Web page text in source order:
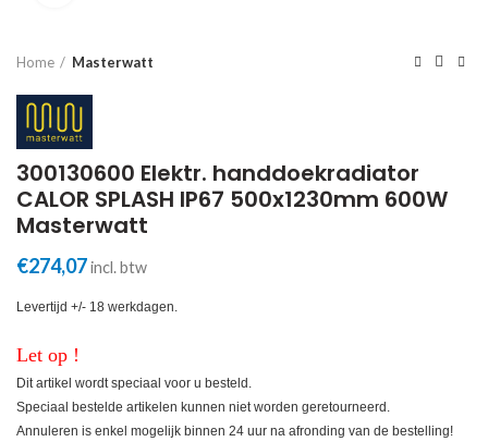
Home Masterwatt
300130600 Elektr. handdoekradiator
CALOR SPLASH IP67 500x1230mm 600W
Masterwatt
€274,07incl. btw
Levertijd +/- 18 werkdagen.
Let op !
Dit artikel wordt speciaal voor u besteld.
Speciaal bestelde artikelen kunnen niet worden geretourneerd.
Annuleren is enkel mogelijk binnen 24 uur na afronding van de bestelling!